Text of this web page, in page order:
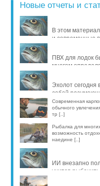
Новые отчеты и
В этом
и современные
ПВХ для лодок
многом
Эхолот сегодня
собой
обходились б [..]
Современная
обычного
тр [..]
Рыбалка для
возможность
наедине [..]
ИИ внезапно
учится